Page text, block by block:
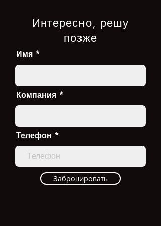
Интересно, решу
позже
Имя
Компания
Телефон
Забронировать